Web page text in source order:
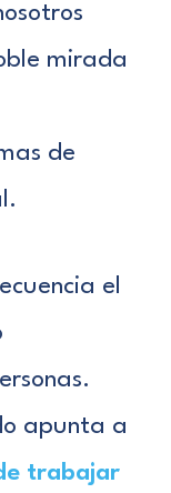
mirada
de
el
apunta a
trabajar